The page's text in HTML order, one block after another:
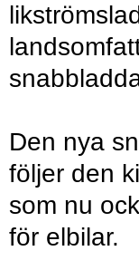
Den nya
följer den
som nu
för elbilar.